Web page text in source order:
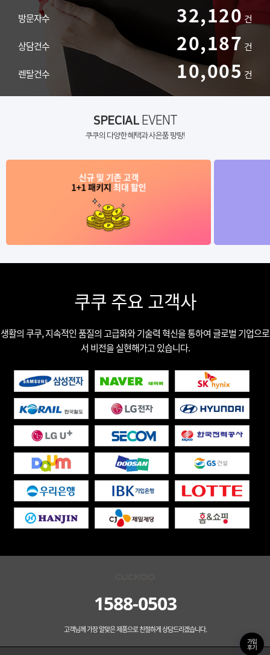
방문자수 32,120 건
상담건수 20,187 건
렌탈건수 10,005 건
SPECIALEVENT
쿠쿠의 다양한 혜택과 사은품 팡팡!
쿠쿠 주요 고객사
생활의 쿠쿠, 지속적인 품질의 고급화와 기술력 혁신을 통하여 글로벌 기업으로
서 비전을 실현해가고 있습니다.
1588-0503
고객님께 가장 알맞은 제품으로 친절하게 상담드리겠습니다.
가입
후기